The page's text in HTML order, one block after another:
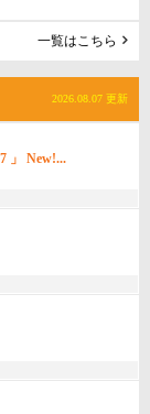
一覧はこちら
2026.08.07 更新
」 New!...